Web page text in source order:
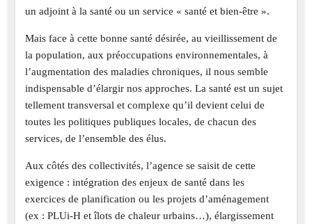
un adjoint à la santé ou un service « santé et bien-être ».
Mais face à cette bonne santé désirée, au vieillissement de
la population, aux préoccupations environnementales, à
l’augmentation des maladies chroniques, il nous semble
indispensable d’élargir nos approches. La santé est un sujet
tellement transversal et complexe qu’il devient celui de
toutes les politiques publiques locales, de chacun des
services, de l’ensemble des élus.
Aux côtés des collectivités, l’agence se saisit de cette
exigence : intégration des enjeux de santé dans les
exercices de planification ou les projets d’aménagement
(ex : PLUi-H et îlots de chaleur urbains…), élargissement